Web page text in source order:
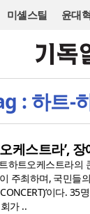
미셸스틸 윤대
: 하트-
케스트라’,
하트오케스트라의
주최하며, 국민
이다.
가 ..